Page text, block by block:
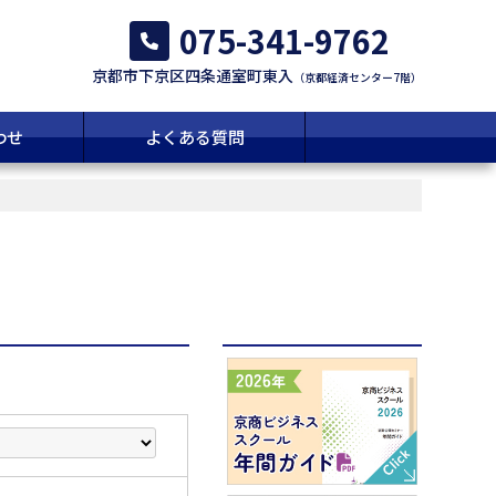
075-341-9762
京都市下京区四条通室町東入 （京都経済センター7階）
せ よくある質問